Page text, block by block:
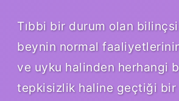
Tıbbi bir durum olan
beynin normal
ve uyku halinden herhangi
tepkisizlik haline geçtiği bir